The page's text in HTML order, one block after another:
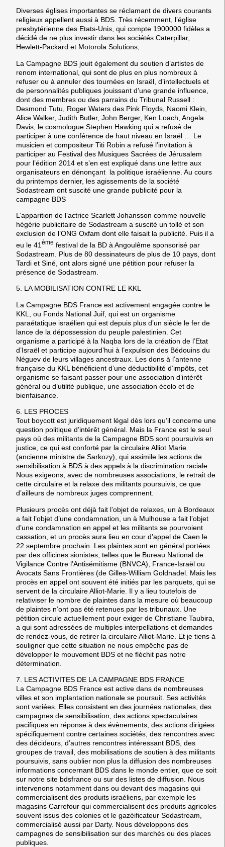
Diverses églises importantes se réclamant de divers courants
religieux appellent aussi à BDS. Très récemment, l’église
presbytérienne des Etats-Unis, qui compte 1900000 fidèles a
décidé de ne plus investir dans les sociétés Caterpillar,
Hewlett-Packard et Motorola Solutions,
La Campagne BDS jouit également du soutien d’artistes de
renom international, qui sont de plus en plus nombreux à
refuser ou à annuler des tournées en Israël, d’intellectuels et
de personnalités publiques jouissant d’une grande influence,
dont des membres ou des parrains du Tribunal Russell :
Desmond Tutu, Roger Waters des Pink Floyds, Naomi Klein,
Alice Walker, Judith Butler, John Berger, Ken Loach, Angela
Davis, le cosmologue Stephen Hawking qui a refusé de
participer à une conférence de haut niveau en Israël … Le
musicien et compositeur Titi Robin a refusé l’invitation à
participer au Festival des Musiques Sacrées de Jérusalem
pour l’édition 2014 et s’en est expliqué dans une lettre aux
organisateurs en dénonçant la politique israélienne. Au cours
du printemps dernier, les agissements de la société
Sodastream ont suscité une grande publicité pour la
campagne BDS
L’apparition de l’actrice Scarlett Johansson comme nouvelle
hégérie publicitaire de Sodastream a suscité un tollé et son
exclusion de l’ONG Oxfam dont elle faisait la publicité. Puis il a
eu le 41 ème festival de la BD à Angoulême sponsorisé par
Sodastream. Plus de 80 dessinateurs de plus de 10 pays, dont
Tardi et Siné, ont alors signé une pétition pour refuser la
présence de Sodastream.
5. LA MOBILISATION CONTRE LE KKL
La Campagne BDS France est activement engagée contre le
KKL, ou Fonds National Juif, qui est un organisme
paraétatique israélien qui est depuis plus d’un siècle le fer de
lance de la dépossession du peuple palestinien. Cet
organisme a participé à la Naqba lors de la création de l’Etat
d’Israël et participe aujourd’hui à l’expulsion des Bédouins du
Néguev de leurs villages ancestraux. Les dons à l’antenne
française du KKL bénéficient d’une déductibilité d’impôts, cet
organisme se faisant passer pour une association d’intérêt
général ou d’utilité publique, une association écolo et de
bienfaisance.
6. LES PROCES
Tout boycott est juridiquement légal dès lors qu’il concerne une
question politique d’intérêt général. Mais la France est le seul
pays où des militants de la Campagne BDS sont poursuivis en
justice, ce qui est conforté par la circulaire Alliot Marie
(ancienne ministre de Sarkozy), qui assimile les actions de
sensibilisation à BDS à des appels à la discrimination raciale.
Nous exigeons, avec de nombreuses associations, le retrait de
cette circulaire et la relaxe des militants poursuivis, ce que
d’ailleurs de nombreux juges comprennent.
Plusieurs procès ont déjà fait l’objet de relaxes, un à Bordeaux
a fait l’objet d’une condamnation, un à Mulhouse a fait l’objet
d’une condamnation en appel et les militants se pourvoient
cassation, et un procès aura lieu en cour d’appel de Caen le
22 septembre prochain. Les plaintes sont en général portées
par des officines sionistes, telles que le Bureau National de
Vigilance Contre l’Antisémitisme (BNVCA), France-Israël ou
Avocats Sans Frontières (de Gilles-William Goldnadel. Mais les
procès en appel ont souvent été initiés par les parquets, qui se
servent de la circulaire Alliot-Marie. Il y a lieu toutefois de
relativiser le nombre de plaintes dans la mesure où beaucoup
de plaintes n’ont pas été retenues par les tribunaux. Une
pétition circule actuellement pour exiger de Christiane Taubira,
a qui sont adressées de multiples interpellations et demandes
de rendez-vous, de retirer la circulaire Alliot-Marie. Et je tiens à
souligner que cette situation ne nous empêche pas de
développer le mouvement BDS et ne fléchit pas notre
détermination.
7. LES ACTIVITES DE LA CAMPAGNE BDS FRANCE
La Campagne BDS France est active dans de nombreuses
villes et son implantation nationale se poursuit. Ses activités
sont variées. Elles consistent en des journées nationales, des
campagnes de sensibilisation, des actions spectaculaires
pacifiques en réponse à des évènements, des actions dirigées
spécifiquement contre certaines sociétés, des rencontres avec
des décideurs, d’autres rencontres intéressant BDS, des
groupes de travail, des mobilisations de soutien à des militants
poursuivis, sans oublier non plus la diffusion des nombreuses
informations concernant BDS dans le monde entier, que ce soit
sur notre site bdsfrance ou sur des listes de diffusion. Nous
intervenons notamment dans ou devant des magasins qui
commercialisent des produits israéliens, par exemple les
magasins Carrefour qui commercialisent des produits agricoles
souvent issus des colonies et le gazéificateur Sodastream,
commercialisé aussi par Darty. Nous développons des
campagnes de sensibilisation sur des marchés ou des places
publiques.